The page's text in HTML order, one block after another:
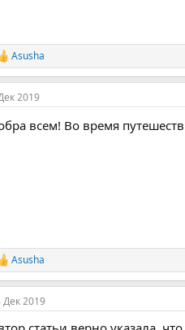
Аsusha
2019
всем! Во время
Аsusha
Дек 2019